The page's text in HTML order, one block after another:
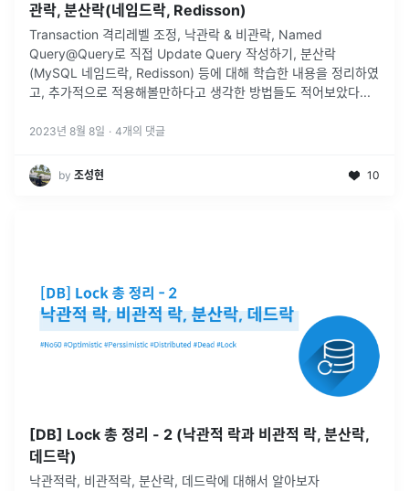
관락, 분산락(네임드락, Redisson)
Transaction 격리레벨 조정, 낙관락 & 비관락, Named
Query@Query로 직접 Update Query 작성하기, 분산락
(MySQL 네임드락, Redisson) 등에 대해 학습한 내용을 정리하였
고, 추가적으로 적용해볼만하다고 생각한 방법들도 적어보았다...
2023년 8월 8일 · 4개의 댓글
by 조성현 10
[DB] Lock 총 정리 - 2 (낙관적 락과 비관적 락, 분산락,
데드락)
낙관적락, 비관적락, 분산락, 데드락에 대해서 알아보자